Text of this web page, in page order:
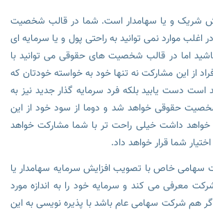
شریک و یا سهامدار است. شما در قالب شخصیت
موارد نمی توانید به راحتی پول و یا سرمایه ای
اما در قالب شخصیت های حقوقی می توانید با
از این مشارکت نه تنها خود به خواسته خودتان که
است دست یابید بلکه فرد سرمایه گذار جدید نیز به
شخصیت حقوقی خواهد شد و دوما از سود خود از این
خواهد داشت خیلی راحت تر با شما مشارکت خواهد
شما قرار خواهد داد.
سهامی خاص با تصویب افزایش سرمایه سهامدار یا
معرفی می کند و سرمایه خود را به اندازه مورد
هم شرکت سهامی عام باشد با پذیره نویسی به این